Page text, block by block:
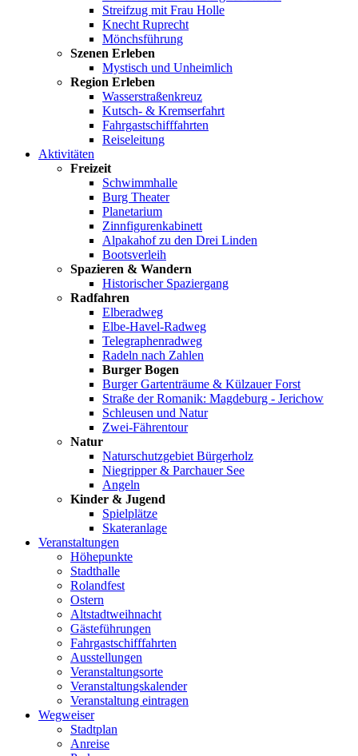
Streifzug mit Frau Holle
Knecht Ruprecht
Mönchsführung
Szenen Erleben
Mystisch und Unheimlich
Region Erleben
Wasserstraßenkreuz
Kutsch- & Kremserfahrt
Fahrgastschifffahrten
Reiseleitung
Aktivitäten
Freizeit
Schwimmhalle
Burg Theater
Planetarium
Zinnfigurenkabinett
Alpakahof zu den Drei Linden
Bootsverleih
Spazieren & Wandern
Historischer Spaziergang
Radfahren
Elberadweg
Elbe-Havel-Radweg
Telegraphenradweg
Radeln nach Zahlen
Burger Bogen
Burger Gartenträume & Külzauer Forst
Straße der Romanik: Magdeburg - Jerichow
Schleusen und Natur
Zwei-Fährentour
Natur
Naturschutzgebiet Bürgerholz
Niegripper & Parchauer See
Angeln
Kinder & Jugend
Spielplätze
Skateranlage
Veranstaltungen
Höhepunkte
Stadthalle
Rolandfest
Ostern
Altstadtweihnacht
Gästeführungen
Fahrgastschifffahrten
Ausstellungen
Veranstaltungsorte
Veranstaltungskalender
Veranstaltung eintragen
Wegweiser
Stadtplan
Anreise